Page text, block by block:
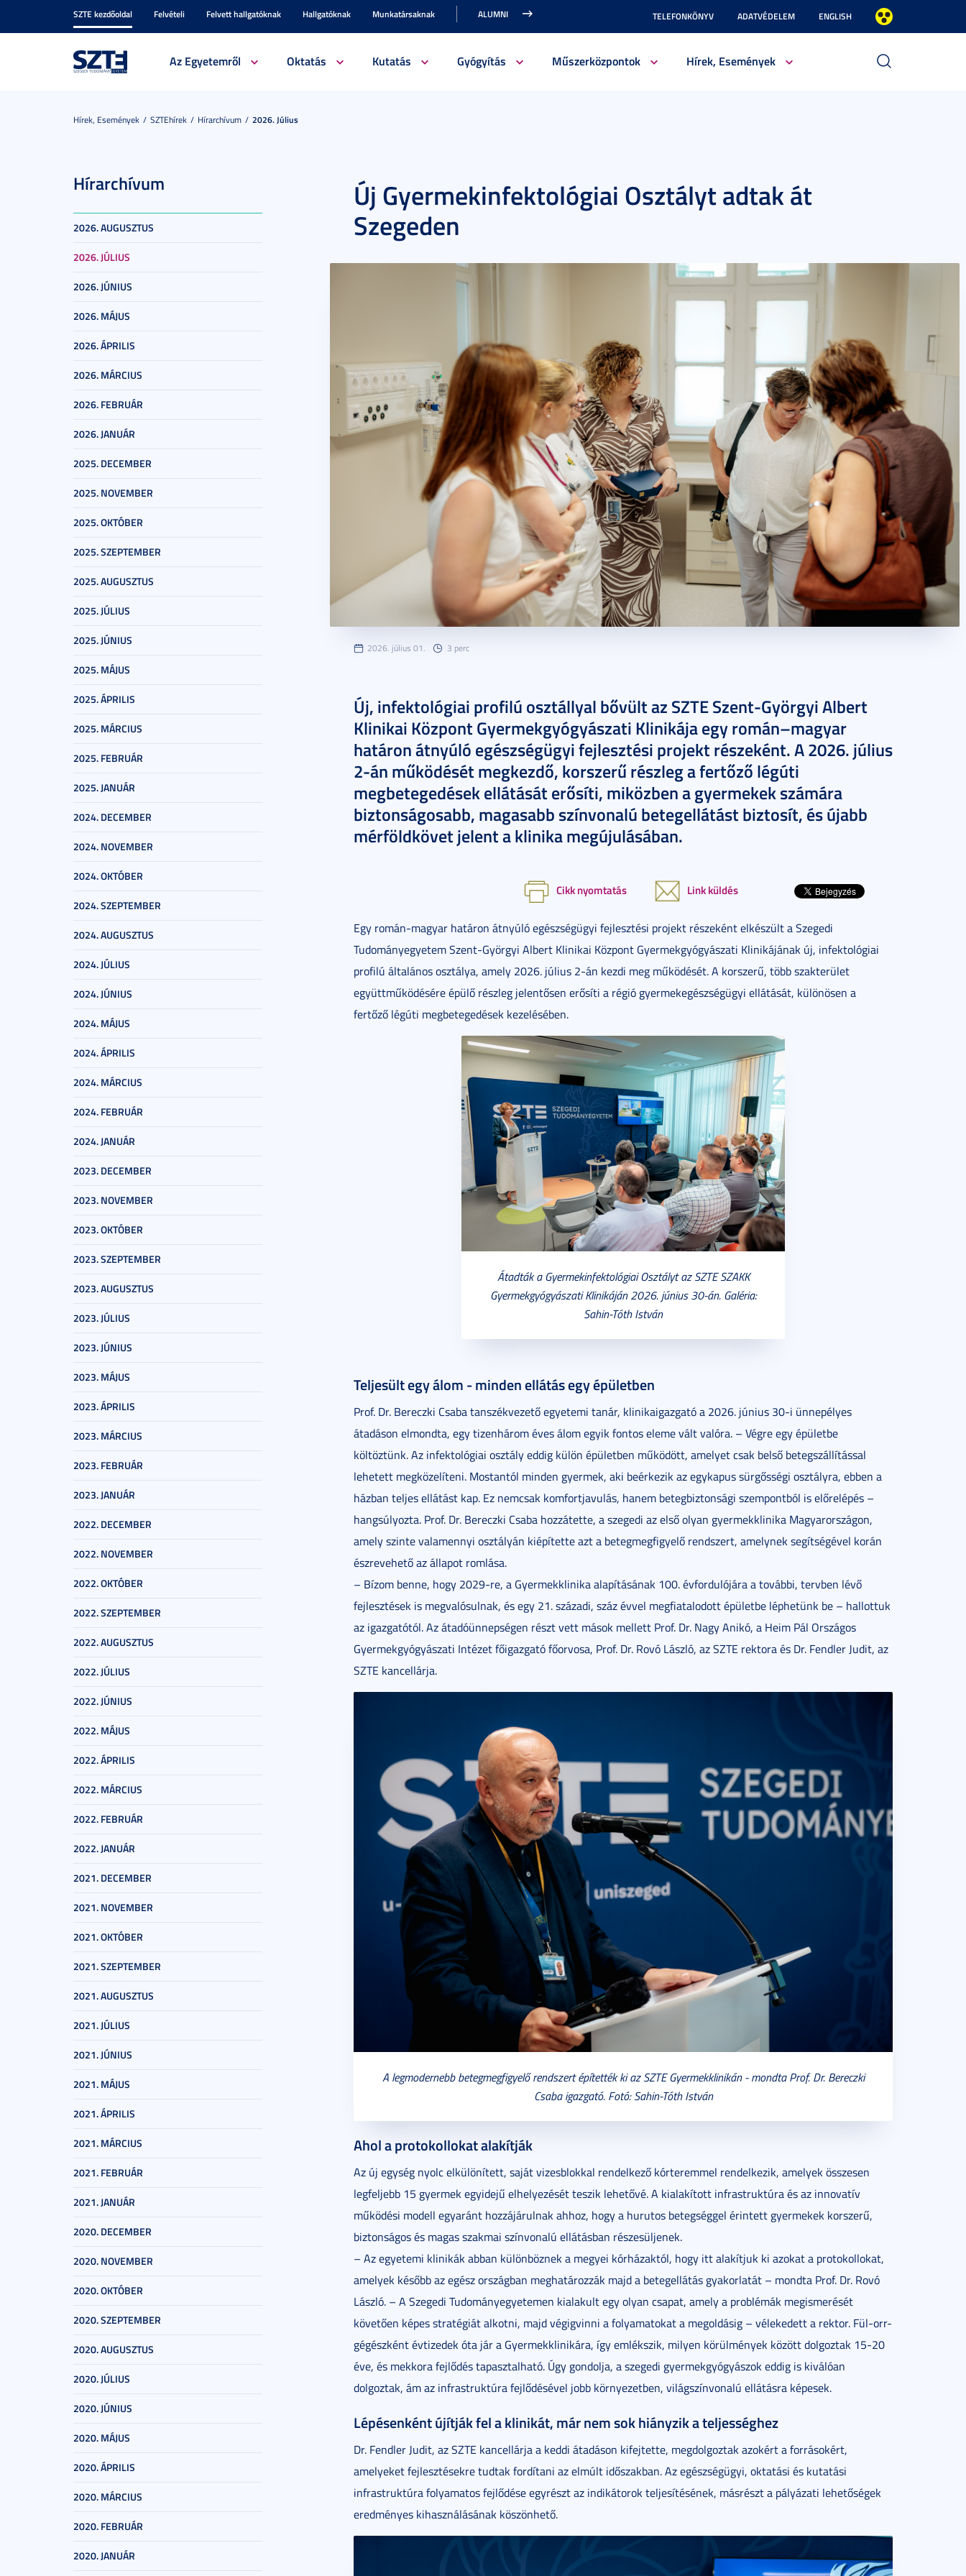
SZTE kezdőoldal Felvételi Felvett hallgatóknak Hallgatóknak Munkatársaknak ALUMNI TELEFONKÖNYV ADATVÉDELEM ENGLISH
Az Egyetemről Oktatás Kutatás Gyógyítás Műszerközpontok Hírek, Események
Hírek, Események SZTEhírek Hírarchívum 2026. Július
Hírarchívum
2026. AUGUSZTUS
2026. JÚLIUS
2026. JÚNIUS
2026. MÁJUS
2026. ÁPRILIS
2026. MÁRCIUS
2026. FEBRUÁR
2026. JANUÁR
2025. DECEMBER
2025. NOVEMBER
2025. OKTÓBER
2025. SZEPTEMBER
2025. AUGUSZTUS
2025. JÚLIUS
2025. JÚNIUS
2025. MÁJUS
2025. ÁPRILIS
2025. MÁRCIUS
2025. FEBRUÁR
2025. JANUÁR
2024. DECEMBER
2024. NOVEMBER
2024. OKTÓBER
2024. SZEPTEMBER
2024. AUGUSZTUS
2024. JÚLIUS
2024. JÚNIUS
2024. MÁJUS
2024. ÁPRILIS
2024. MÁRCIUS
2024. FEBRUÁR
2024. JANUÁR
2023. DECEMBER
2023. NOVEMBER
2023. OKTÓBER
2023. SZEPTEMBER
2023. AUGUSZTUS
2023. JÚLIUS
2023. JÚNIUS
2023. MÁJUS
2023. ÁPRILIS
2023. MÁRCIUS
2023. FEBRUÁR
2023. JANUÁR
2022. DECEMBER
2022. NOVEMBER
2022. OKTÓBER
2022. SZEPTEMBER
2022. AUGUSZTUS
2022. JÚLIUS
2022. JÚNIUS
2022. MÁJUS
2022. ÁPRILIS
2022. MÁRCIUS
2022. FEBRUÁR
2022. JANUÁR
2021. DECEMBER
2021. NOVEMBER
2021. OKTÓBER
2021. SZEPTEMBER
2021. AUGUSZTUS
2021. JÚLIUS
2021. JÚNIUS
2021. MÁJUS
2021. ÁPRILIS
2021. MÁRCIUS
2021. FEBRUÁR
2021. JANUÁR
2020. DECEMBER
2020. NOVEMBER
2020. OKTÓBER
2020. SZEPTEMBER
2020. AUGUSZTUS
2020. JÚLIUS
2020. JÚNIUS
2020. MÁJUS
2020. ÁPRILIS
2020. MÁRCIUS
2020. FEBRUÁR
2020. JANUÁR
Új Gyermekinfektológiai Osztályt adtak át
Szegeden
2026. július 01. 3 perc
Új, infektológiai profilú osztállyal bővült az SZTE Szent-Györgyi Albert
Klinikai Központ Gyermekgyógyászati Klinikája egy román–magyar
határon átnyúló egészségügyi fejlesztési projekt részeként. A 2026. július
2-án működését megkezdő, korszerű részleg a fertőző légúti
megbetegedések ellátását erősíti, miközben a gyermekek számára
biztonságosabb, magasabb színvonalú betegellátást biztosít, és újabb
mérföldkövet jelent a klinika megújulásában.
Cikk nyomtatás Link küldés
Egy román-magyar határon átnyúló egészségügyi fejlesztési projekt részeként elkészült a Szegedi
Tudományegyetem Szent-Györgyi Albert Klinikai Központ Gyermekgyógyászati Klinikájának új, infektológiai
profilú általános osztálya, amely 2026. július 2-án kezdi meg működését. A korszerű, több szakterület
együttműködésére épülő részleg jelentősen erősíti a régió gyermekegészségügyi ellátását, különösen a
fertőző légúti megbetegedések kezelésében.
Átadták a Gyermekinfektológiai Osztályt az SZTE SZAKK
Gyermekgyógyászati Klinikáján 2026. június 30-án. Galéria:
Sahin-Tóth István
Teljesült egy álom - minden ellátás egy épületben
Prof. Dr. Bereczki Csaba tanszékvezető egyetemi tanár, klinikaigazgató a 2026. június 30-i ünnepélyes
átadáson elmondta, egy tizenhárom éves álom egyik fontos eleme vált valóra. – Végre egy épületbe
költöztünk. Az infektológiai osztály eddig külön épületben működött, amelyet csak belső betegszállítással
lehetett megközelíteni. Mostantól minden gyermek, aki beérkezik az egykapus sürgősségi osztályra, ebben a
házban teljes ellátást kap. Ez nemcsak komfortjavulás, hanem betegbiztonsági szempontból is előrelépés –
hangsúlyozta. Prof. Dr. Bereczki Csaba hozzátette, a szegedi az első olyan gyermekklinika Magyarországon,
amely szinte valamennyi osztályán kiépítette azt a betegmegfigyelő rendszert, amelynek segítségével korán
észrevehető az állapot romlása.
– Bízom benne, hogy 2029-re, a Gyermekklinika alapításának 100. évfordulójára a további, tervben lévő
fejlesztések is megvalósulnak, és egy 21. századi, száz évvel megfiatalodott épületbe léphetünk be – hallottuk
az igazgatótól. Az átadóünnepségen részt vett mások mellett Prof. Dr. Nagy Anikó, a Heim Pál Országos
Gyermekgyógyászati Intézet főigazgató főorvosa, Prof. Dr. Rovó László, az SZTE rektora és Dr. Fendler Judit, az
SZTE kancellárja.
A legmodernebb betegmegfigyelő rendszert építették ki az SZTE Gyermekklinikán - mondta Prof. Dr. Bereczki
Csaba igazgató. Fotó: Sahin-Tóth István
Ahol a protokollokat alakítják
Az új egység nyolc elkülönített, saját vizesblokkal rendelkező kórteremmel rendelkezik, amelyek összesen
legfeljebb 15 gyermek egyidejű elhelyezését teszik lehetővé. A kialakított infrastruktúra és az innovatív
működési modell egyaránt hozzájárulnak ahhoz, hogy a hurutos betegséggel érintett gyermekek korszerű,
biztonságos és magas szakmai színvonalú ellátásban részesüljenek.
– Az egyetemi klinikák abban különböznek a megyei kórházaktól, hogy itt alakítjuk ki azokat a protokollokat,
amelyek később az egész országban meghatározzák majd a betegellátás gyakorlatát – mondta Prof. Dr. Rovó
László. – A Szegedi Tudományegyetemen kialakult egy olyan csapat, amely a problémák megismerését
követően képes stratégiát alkotni, majd végigvinni a folyamatokat a megoldásig – vélekedett a rektor. Fül-orr-
gégészként évtizedek óta jár a Gyermekklinikára, így emlékszik, milyen körülmények között dolgoztak 15-20
éve, és mekkora fejlődés tapasztalható. Úgy gondolja, a szegedi gyermekgyógyászok eddig is kiválóan
dolgoztak, ám az infrastruktúra fejlődésével jobb környezetben, világszínvonalú ellátásra képesek.
Lépésenként újítják fel a klinikát, már nem sok hiányzik a teljességhez
Dr. Fendler Judit, az SZTE kancellárja a keddi átadáson kifejtette, megdolgoztak azokért a forrásokért,
amelyeket fejlesztésekre tudtak fordítani az elmúlt időszakban. Az egészségügyi, oktatási és kutatási
infrastruktúra folyamatos fejlődése egyrészt az indikátorok teljesítésének, másrészt a pályázati lehetőségek
eredményes kihasználásának köszönhető.